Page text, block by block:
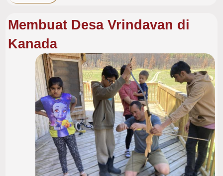
Membuat Desa Vrindavan di
Kanada
Gambar